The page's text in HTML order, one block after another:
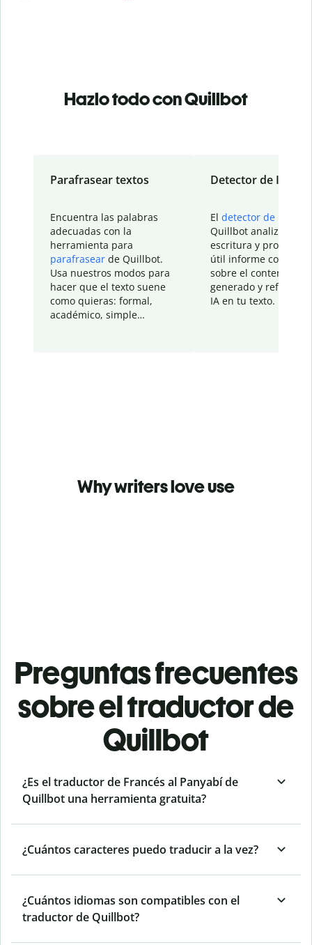
Hazlo todo con Quillbot
Parafrasear textos
Encuentra las palabras
adecuadas con la
herramienta para
parafrasear de Quillbot.
Usa nuestros modos para
hacer que el texto suene
como quieras: formal,
académico, simple…
Detector de IA
El detector de IA
Quillbot analiza tu
escritura y
útil informe con
sobre el contenido
generado y refinado
IA en tu texto.
Why writers love use
Preguntas frecuentes
sobre el traductor de
Quillbot
¿Es el traductor de Francés al Panyabí de
Quillbot una herramienta gratuita?
¿Cuántos caracteres puedo traducir a la vez?
¿Cuántos idiomas son compatibles con el
traductor de Quillbot?